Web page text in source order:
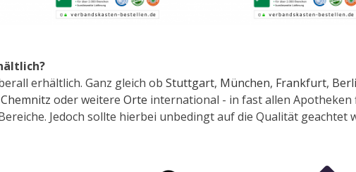
erhältlich. Ganz gleich ob Stuttgart, München, Frankfurt,
Chemnitz oder weitere Orte international - in fast allen
Jedoch sollte hierbei unbedingt auf die Qualität geachtet